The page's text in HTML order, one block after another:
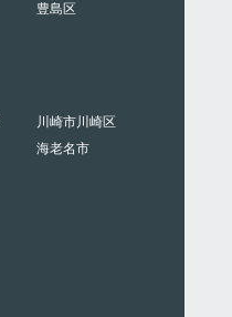
豊島区
川崎市川崎区
海老名市